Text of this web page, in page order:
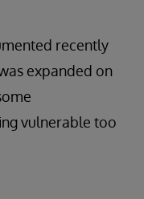
recently
expanded on
vulnerable too